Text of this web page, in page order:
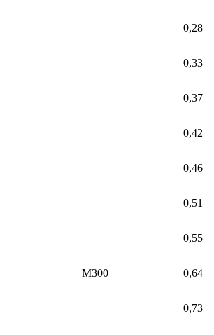
М300
0,28
0,33
0,37
0,42
0,46
0,51
0,55
0,64
0,73